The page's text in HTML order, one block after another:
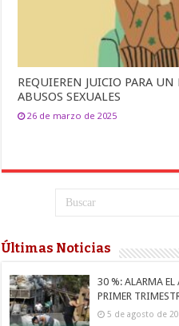
REQUIEREN JUICIO PARA
ABUSOS SEXUALES
26 de marzo de 2025
Últimas Noticias
30 %: ALARMA EL
PRIMER
5 de agosto de